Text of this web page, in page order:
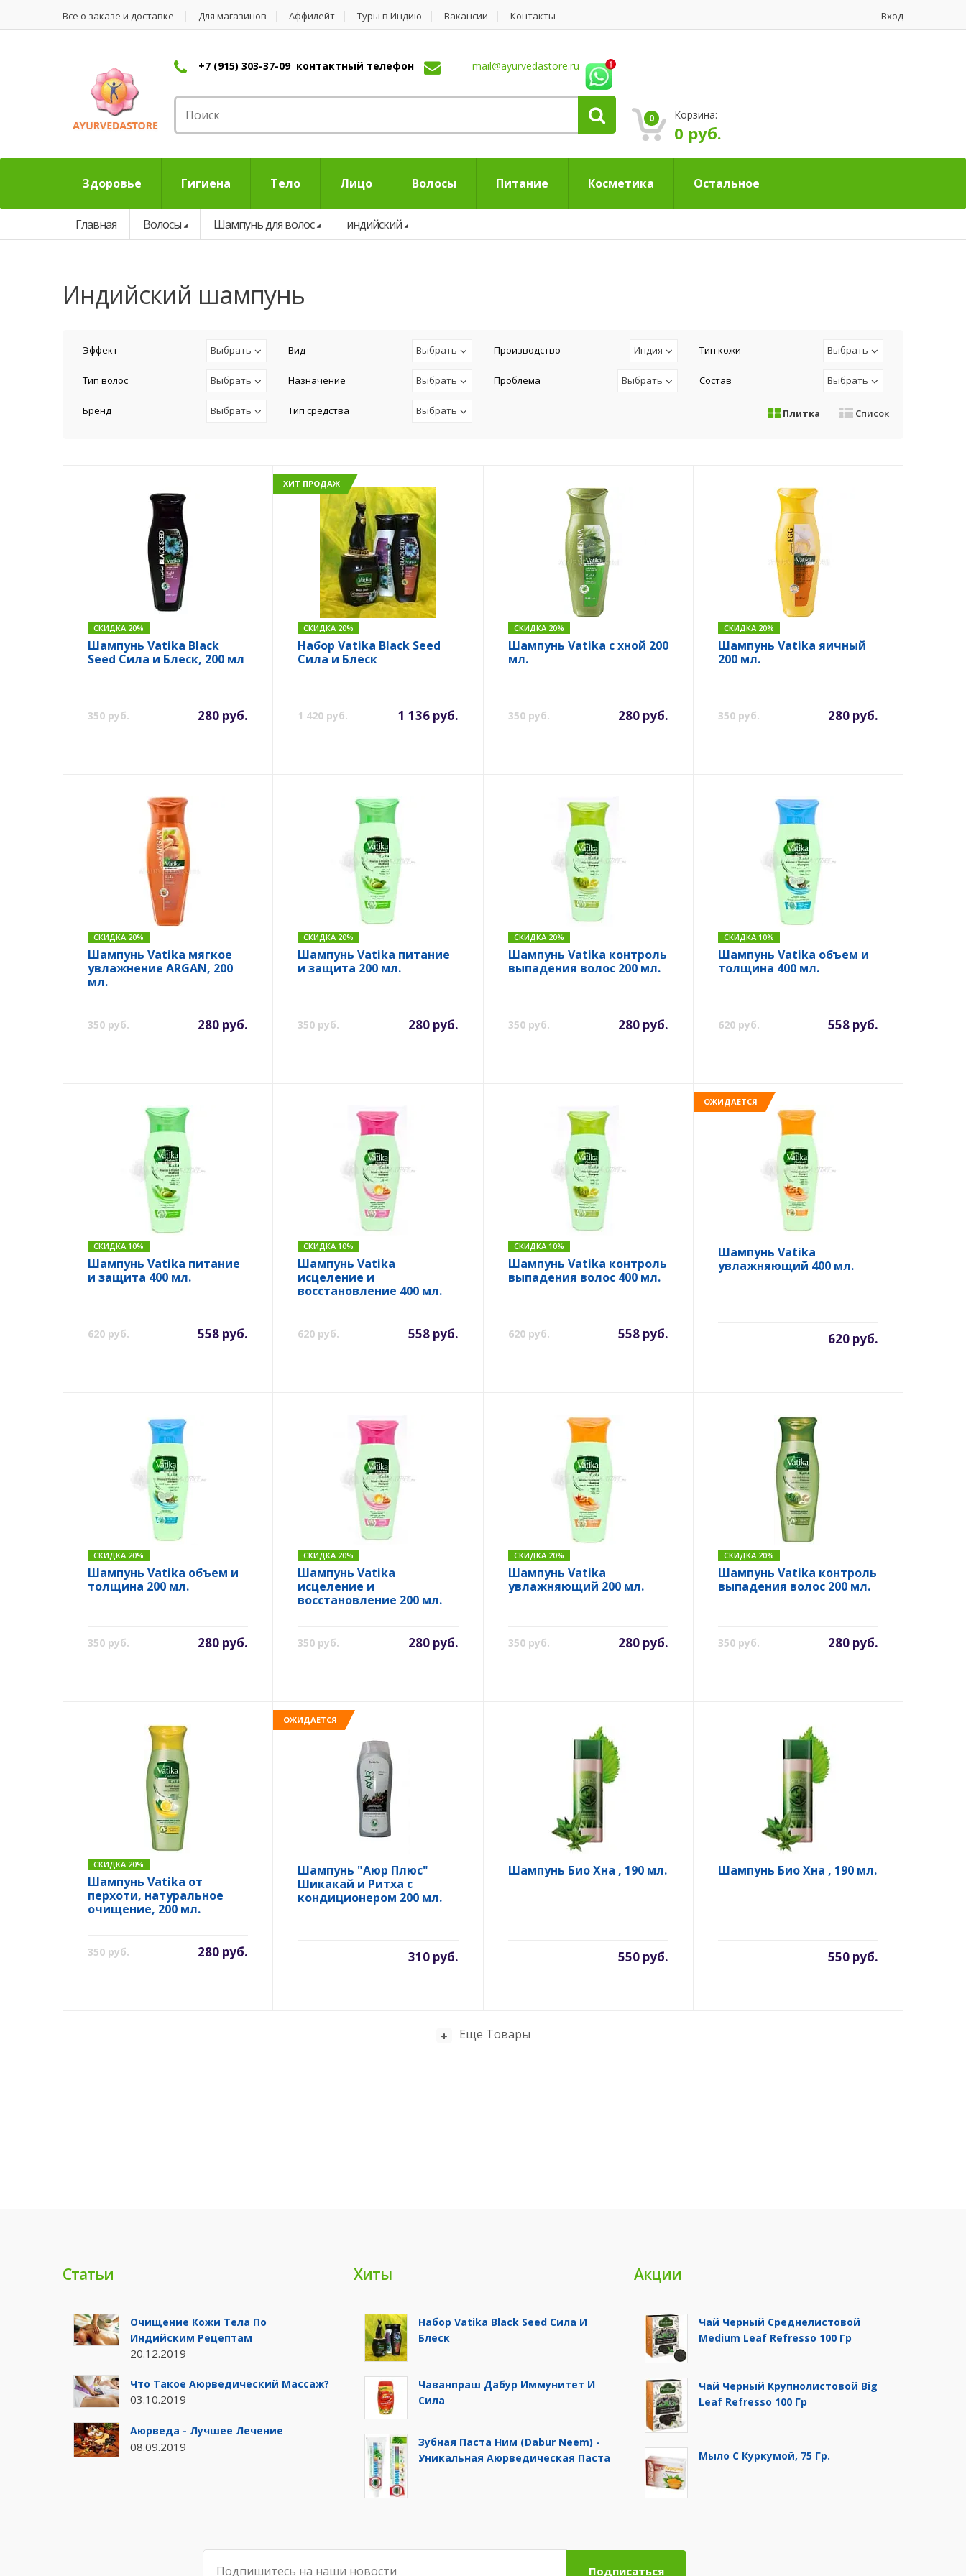
Все о заказе и доставке Для магазинов Аффилейт Туры в Индию Вакансии Контакты Вход
+7 (915) 303-37-09 контактный телефон mail@ayurvedastore.ru
0 Корзина:
0 руб.
Здоровье Гигиена Тело Лицо Волосы Питание Косметика Остальное
Главная Волосы Шампунь для волос индийский
индийский шампунь
Эффект Выбрать Вид Выбрать Производство Индия Тип кожи Выбрать
Тип волос Выбрать Назначение Выбрать Проблема Выбрать Состав Выбрать
Бренд Выбрать Тип средства Выбрать Плитка Список
СКИДКА 20%
Шампунь Vatika Black
Seed Сила и Блеск, 200 мл
350 руб. 280 руб.
ХИТ ПРОДАЖ
СКИДКА 20%
Набор Vatika Black Seed
Сила и Блеск
1 420 руб. 1 136 руб.
СКИДКА 20%
Шампунь Vatika с хной 200
мл.
350 руб. 280 руб.
СКИДКА 20%
Шампунь Vatika яичный
200 мл.
350 руб. 280 руб.
СКИДКА 20%
Шампунь Vatika мягкое
увлажнение ARGAN, 200
мл.
350 руб. 280 руб.
СКИДКА 20%
Шампунь Vatika питание
и защита 200 мл.
350 руб. 280 руб.
СКИДКА 20%
Шампунь Vatika контроль
выпадения волос 200 мл.
350 руб. 280 руб.
СКИДКА 10%
Шампунь Vatika объем и
толщина 400 мл.
620 руб. 558 руб.
СКИДКА 10%
Шампунь Vatika питание
и защита 400 мл.
620 руб. 558 руб.
СКИДКА 10%
Шампунь Vatika
исцеление и
восстановление 400 мл.
620 руб. 558 руб.
СКИДКА 10%
Шампунь Vatika контроль
выпадения волос 400 мл.
620 руб. 558 руб.
ОЖИДАЕТСЯ
Шампунь Vatika
увлажняющий 400 мл.
620 руб.
СКИДКА 20%
Шампунь Vatika объем и
толщина 200 мл.
350 руб. 280 руб.
СКИДКА 20%
Шампунь Vatika
исцеление и
восстановление 200 мл.
350 руб. 280 руб.
СКИДКА 20%
Шампунь Vatika
увлажняющий 200 мл.
350 руб. 280 руб.
СКИДКА 20%
Шампунь Vatika контроль
выпадения волос 200 мл.
350 руб. 280 руб.
СКИДКА 20%
Шампунь Vatika от
перхоти, натуральное
очищение, 200 мл.
350 руб. 280 руб.
ОЖИДАЕТСЯ
Шампунь "Аюр Плюс"
Шикакай и Ритха с
кондиционером 200 мл.
310 руб.
Шампунь Био Хна , 190 мл.
550 руб.
Шампунь Био Хна , 190 мл.
550 руб.
Еще Товары
Статьи
Очищение Кожи Тела По
Индийским Рецептам
20.12.2019
Что Такое Аюрведический Массаж?
03.10.2019
Аюрведа - Лучшее Лечение
08.09.2019
Хиты
Набор Vatika Black Seed Сила И
Блеск
Чаванпраш Дабур Иммунитет И
Сила
Зубная Паста Ним (Dabur Neem) -
Уникальная Аюрведическая Паста
Акции
Чай Черный Среднелистовой
Medium Leaf Refresso 100 Гр
Чай Черный Крупнолистовой Big
Leaf Refresso 100 Гр
Мыло С Куркумой, 75 Гр.
Подписаться